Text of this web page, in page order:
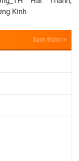
Kinh
Xem thêm